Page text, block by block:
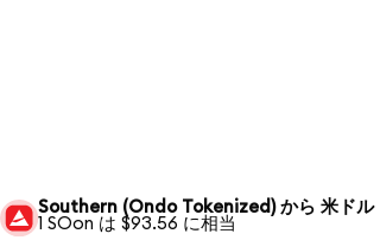
Southern (Ondo Tokenized) から 米ドル
1 SOon は $93.56 に相当